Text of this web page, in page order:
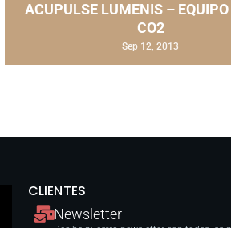
ACUPULSE LUMENIS –
CO2
Sep 12, 2013
CLIENTES
Newsletter